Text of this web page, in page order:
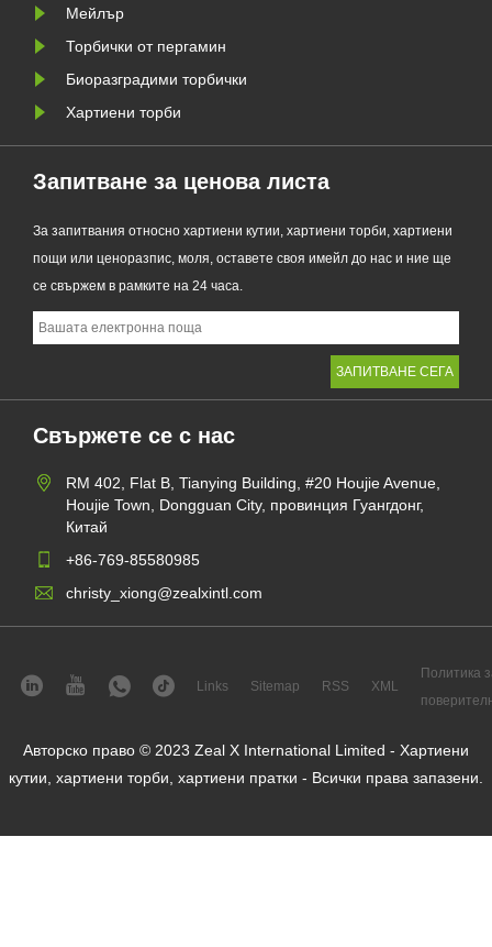
Мейлър
Торбички от пергамин
Биоразградими торбички
Хартиени торби
Запитване за ценова листа
За запитвания относно хартиени кутии, хартиени торби, хартиени
пощи или ценоразпис, моля, оставете своя имейл до нас и ние ще
се свържем в рамките на 24 часа.
Свържете се с нас
RM 402, Flat B, Tianying Building, #20 Houjie Avenue,
Houjie Town, Dongguan City, провинция Гуангдонг,
Китай
+86-769-85580985
christy_xiong@zealxintl.com
Links Sitemap RSS XML
Политика
Авторско право © 2023 Zeal X International Limited - Хартиени
кутии, хартиени торби, хартиени пратки - Всички права запазени.